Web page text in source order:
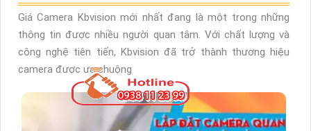
Giá Camera Kbvision mới nhất đang là một trong những
thông tin được nhiều người quan tâm. Với chất lượng và
công nghệ tiên tiến, Kbvision đã trở thành thương hiệu
camera được ưa chuộng